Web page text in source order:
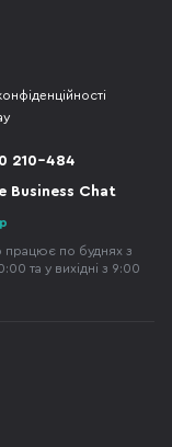
210-484
Business Chat
працює по буднях з
та у вихідні з 9:00